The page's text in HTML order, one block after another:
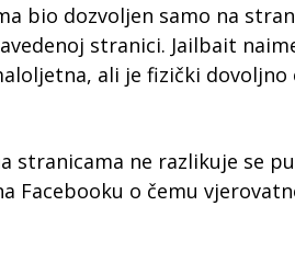
bio dozvoljen samo na
stranici. Jailbait
ali je fizički dovoljno
stranicama ne razlikuje se
Facebooku o čemu